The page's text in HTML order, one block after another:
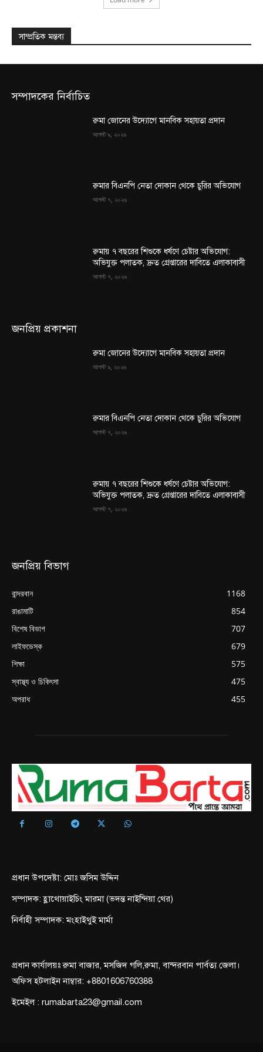
সাম্প্রতিক মন্তব্য
সম্পাদকের নির্বাচিত
রুমা জোনের উদ্যোগে মানবিক সহায়তা প্রদান
আগস্ট ৯, ২০২৬
রুমার বিএনপি নেতা দোকান থেকে চুরির অভিযোগ
আগস্ট ৭, ২০২৬
রুমায় ৭ বছরের শিশুকে ধর্ষণে চেষ্টার অভিযোগ:
অভিযুক্ত পলাতক, দ্রুত গ্রেপ্তারের দাবিতে এলাকাবাসী
আগস্ট ৭, ২০২৬
জনপ্রিয় প্রকাশনা
রুমা জোনের উদ্যোগে মানবিক সহায়তা প্রদান
আগস্ট ৯, ২০২৬
রুমার বিএনপি নেতা দোকান থেকে চুরির অভিযোগ
আগস্ট ৭, ২০২৬
রুমায় ৭ বছরের শিশুকে ধর্ষণে চেষ্টার অভিযোগ:
অভিযুক্ত পলাতক, দ্রুত গ্রেপ্তারের দাবিতে এলাকাবাসী
আগস্ট ৭, ২০২৬
জনপ্রিয় বিভাগ
বান্দরবান
1168
রাঙামাটি
854
বিশেষ বিভাগ
707
লাইফডেস্ক
679
শিক্ষা
575
স্বাস্থ্য ও চিকিৎসা
475
অপরাধ
455
প্রধান উপদেষ্টা: মোঃ জসিম উদ্দিন
সম্পাদক: হ্লাথোয়াইচিং মারমা (ভদন্ত নাইন্দিয়া থের)
নির্বাহী সম্পাদক: মংহাইথুই মার্মা
প্রধান কার্যালয়ঃ রুমা বাজার, মসজিদ গলি,রুমা, বান্দরবান পার্বত্য জেলা।
অফিস হটলাইন নাম্বার: +8801606760388
ইমেইল : rumabarta23@gmail.com